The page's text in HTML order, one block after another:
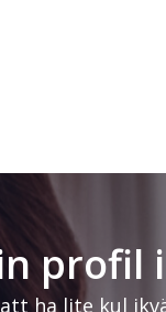
profil
ha lite kul